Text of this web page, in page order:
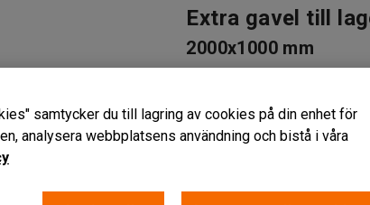
Extra gavel till
2000x1000 mm
pulverlackerade stolpar
Djup (mm)
samtycker du till lagring av cookies på din enhet för
analysera webbplatsens användning och bistå i våra